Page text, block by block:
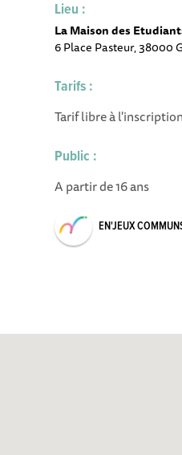
Lieu :
La Maison des
6 Place Pasteur, 38000
Tarifs :
Tarif libre à l'inscription
Public :
A partir de 16 ans
EN'JEUX